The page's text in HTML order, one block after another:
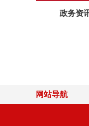
政务资
网站导航